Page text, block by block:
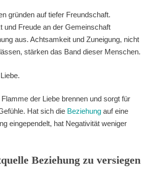
gründen auf tiefer Freundschaft.
und Freude an der Gemeinschaft
aus. Achtsamkeit und Zuneigung, nicht
stärken das Band dieser Menschen.
der Liebe brennen und sorgt für
Hat sich die Beziehungauf eine
eingependelt, hat Negativität weniger
Beziehung zu versiegen